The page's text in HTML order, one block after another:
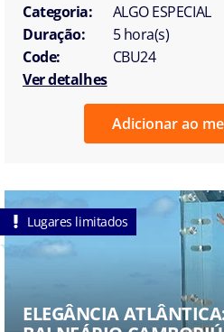
Categoria:
ALGO ESPECIAL
Duração:
5 hora(s)
Code:
CBU24
Ver detalhes
Adicionar ao
Lugares limitados
ELEGÂNCIA